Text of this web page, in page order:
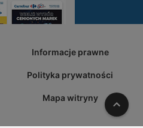
Informacje prawne
Polityka prywatności
Mapa witryny W